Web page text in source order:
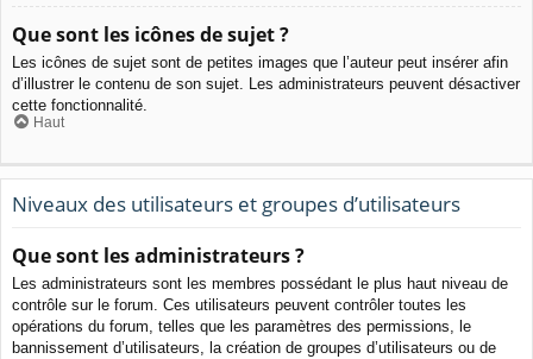
Que sont les icônes de sujet ?
Les icônes de sujet sont de petites images que l’auteur peut insérer afin
d’illustrer le contenu de son sujet. Les administrateurs peuvent désactiver
cette fonctionnalité.
Haut
Niveaux des utilisateurs et groupes d’utilisateurs
Que sont les administrateurs ?
Les administrateurs sont les membres possédant le plus haut niveau de
contrôle sur le forum. Ces utilisateurs peuvent contrôler toutes les
opérations du forum, telles que les paramètres des permissions, le
bannissement d’utilisateurs, la création de groupes d’utilisateurs ou de